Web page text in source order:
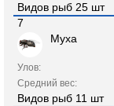
Видов рыб 25 шт
7
Муха
Улов:
Средний вес:
Видов рыб 11 шт